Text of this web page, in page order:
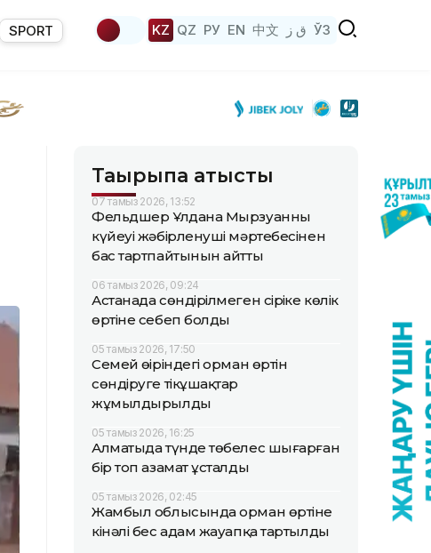
SPORT KZ QZ РУ EN 中文 ق ز ЎЗ
Тақырыпқа қатысты
07 тамыз 2026, 13:52
Фельдшер Ұлдана Мырзуанның
күйеуі жәбірленуші мәртебесінен
бас тартпайтынын айтты
06 тамыз 2026, 09:24
Астанада сөндірілмеген сіріңке көлік
өртіне себеп болды
05 тамыз 2026, 17:50
Семей өңіріндегі орман өртін
сөндіруге тікұшақтар
жұмылдырылды
05 тамыз 2026, 16:25
Алматыда түнде төбелес шығарған
бір топ азамат ұсталды
05 тамыз 2026, 02:45
Жамбыл облысында орман өртіне
кінәлі бес адам жауапқа тартылды